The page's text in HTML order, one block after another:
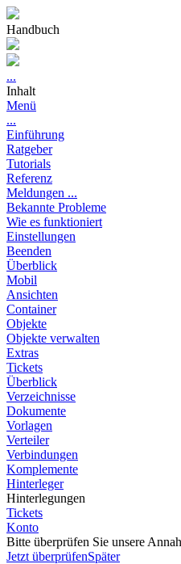
Handbuch
...
Inhalt
Menü
...
Einführung
Ratgeber
Tutorials
Referenz
Meldungen ...
Bekannte Probleme
Wie es funktioniert
Einstellungen
Beenden
Überblick
Mobil
Ansichten
Container
Objekte
Objekte verwalten
Extras
Tickets
Überblick
Verzeichnisse
Dokumente
Vorlagen
Verteiler
Verbindungen
Komplemente
Hinterleger
Hinterlegungen
Tickets
Konto
Bitte überprüfen Sie unsere
Jetzt überprüfenSpäter